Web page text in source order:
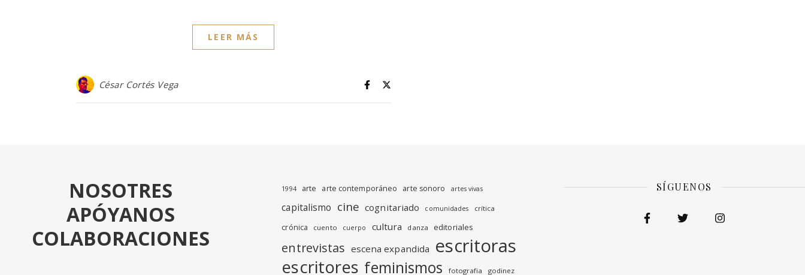
LEER MÁS
César Cortés Vega
NOSOTRES
APÓYANOS
COLABORACIONES
1994 arte arte contemporáneo arte sonoro artes vivas
capitalismo cine cognitariado comunidades crítica
crónica cuento cuerpo cultura danza editoriales
entrevistas escena expandida escritoras
escritores feminismos fotografia godinez
SÍGUENOS